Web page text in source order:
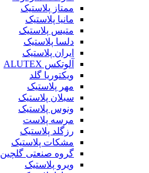
ممتاز پلاستیک
مانیا پلاستیک
متیس پلاستیک
دلسا پلاستیک
ایران پلاستیک
آلوتکس ALUTEX
ویکتوریا گلد
مهر پلاستیک
سبلان پلاستیک
ونوس پلاستیک
مرسه پلاست
رزگلد پلاستیک
مشکات پلاستیک
گروه صنعتی گلچین
ویرو پلاستیک